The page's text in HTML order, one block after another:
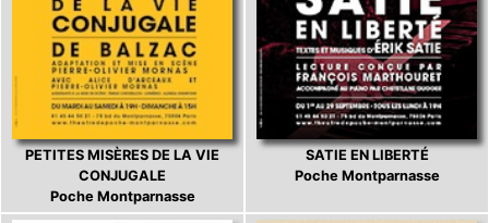
PETITES MISÈRES DE LA VIE
CONJUGALE
Poche Montparnasse
SATIE EN LIBERTÉ
Poche Montparnasse